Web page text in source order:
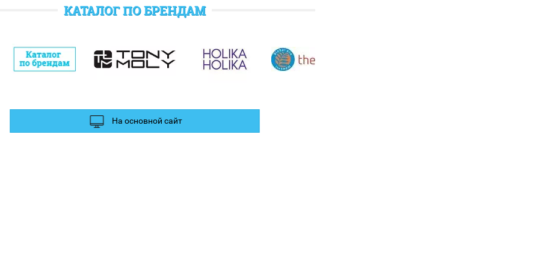
баллы Вы можете получить за отзыв и фотографии в
КАТАЛОГ ПО БРЕНДАМ
На основной сайт